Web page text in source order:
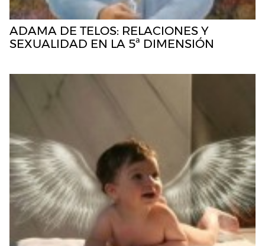
ADAMA DE TELOS: RELACIONES Y
SEXUALIDAD EN LA 5ª DIMENSIÓN